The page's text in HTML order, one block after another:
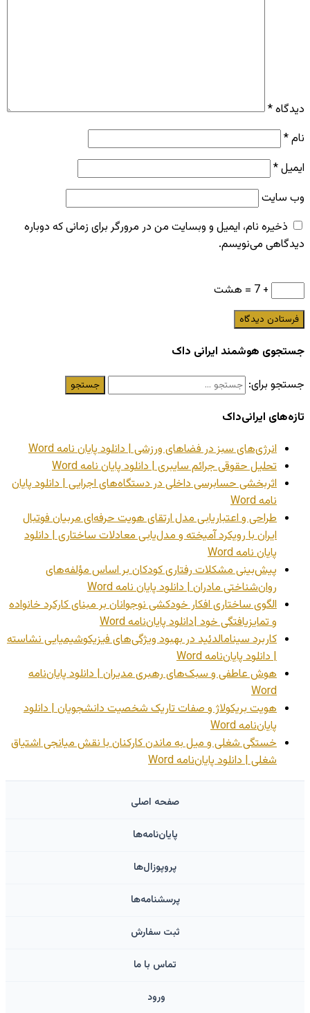
دیدگاه*
نام*
ایمیل*
وب‌ سایت
ذخیره نام، ایمیل و وبسایت من در مرورگر برای زمانی که دوباره
دیدگاهی می‌نویسم.
+ 7 = هشت
جستجوی هوشمند ایرانی داک
جستجو برای:
تازه‌های ایرانی‌داک
انرژی‌های سبز در فضاهای ورزشی | دانلود پایان نامه Word
تحلیل حقوقی جرائم سایبری | دانلود پایان نامه Word
اثربخشی حسابرسی داخلی در دستگاه‌های اجرایی | دانلود پایان
نامه Word
طراحی و اعتباریابی مدل ارتقای هویت حرفه‌ای مربیان فوتبال
ایران با رویکرد آمیخته و مدل‌یابی معادلات ساختاری | دانلود
پایان نامه Word
پیش‌بینی مشکلات رفتاری کودکان بر اساس مؤلفه‌های
روان‌شناختی مادران | دانلود پایان نامه Word
الگوی ساختاری افکار خودکشی نوجوانان بر مبنای کارکرد خانواده
و تمایزیافتگی خود |دانلود پایان‌نامه Word
کاربرد سینامالدئید در بهبود ویژگی‌های فیزیکوشیمیایی نشاسته
| دانلود پایان‌نامه Word
هوش عاطفی و سبک‌های رهبری مدیران | دانلود پایان‌نامه
Word
هویت بریکولاژ و صفات تاریک شخصیت دانشجویان | دانلود
پایان‌نامه Word
خستگی شغلی و میل به ماندن کارکنان با نقش میانجی اشتیاق
شغلی | دانلود پایان‌نامه Word
صفحه اصلی
پایان‌نامه‌ها
پروپوزال‌ها
پرسشنامه‌ها
ثبت سفارش
تماس با ما
ورود ‌